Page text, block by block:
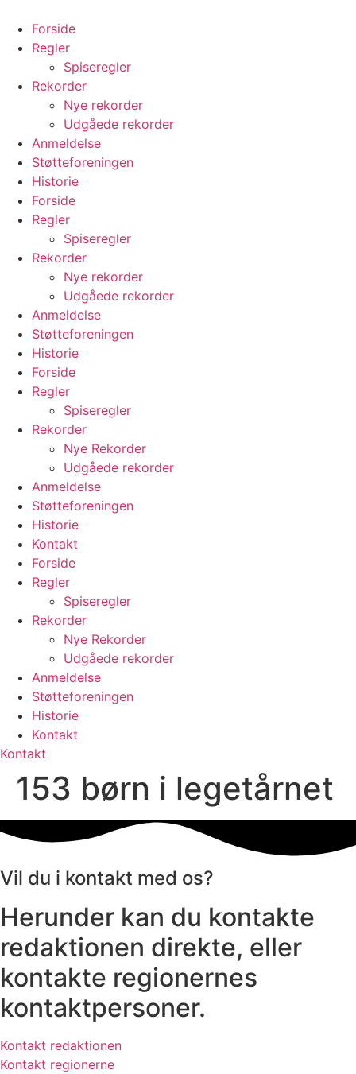
indhold
Forside
Regler
Spiseregler
Rekorder
Nye rekorder
Udgåede rekorder
Anmeldelse
Støtteforeningen
Historie
Forside
Regler
Spiseregler
Rekorder
Nye rekorder
Udgåede rekorder
Anmeldelse
Støtteforeningen
Historie
Forside
Regler
Spiseregler
Rekorder
Nye Rekorder
Udgåede rekorder
Anmeldelse
Støtteforeningen
Historie
Kontakt
Forside
Regler
Spiseregler
Rekorder
Nye Rekorder
Udgåede rekorder
Anmeldelse
Støtteforeningen
Historie
Kontakt
Kontakt
153 børn i legetårnet
Vil du i kontakt med os?
Herunder kan du kontakte
redaktionen direkte, eller
kontakte regionernes
kontaktpersoner.
Kontakt redaktionen
Kontakt regionerne